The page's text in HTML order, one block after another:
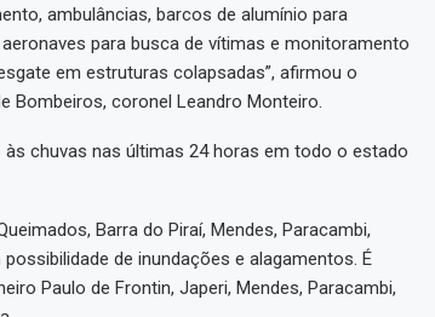
ambulâncias, barcos de alumínio para
para busca de vítimas e monitoramento
em estruturas colapsadas”, afirmou o
Bombeiros, coronel Leandro Monteiro.
chuvas nas últimas 24 horas em todo o estado
Barra do Piraí, Mendes, Paracambi,
de inundações e alagamentos. É
Paulo de Frontin, Japeri, Mendes, Paracambi,